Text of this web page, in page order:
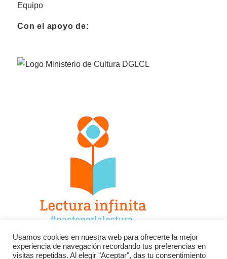
Equipo
Con el apoyo de:
Facebook Twitter Instagram
Usamos cookies en nuestra web para ofrecerte la mejor
experiencia de navegación recordando tus preferencias en
visitas repetidas. Al elegir "Aceptar", das tu consentimiento